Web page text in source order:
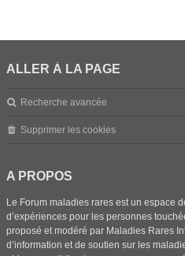
ALLER À LA PAGE
Recherche avancée
Supprimer les cookies
A PROPOS
Le Forum maladies rares est un espace
d’expériences pour les personnes
proposé et modéré par Maladies Rares
d’information et de soutien sur les